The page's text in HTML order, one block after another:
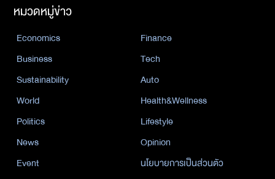
หมวดหมู่ข่าว
Economics
Finance
Business
Tech
Sustainability
Auto
World
Health&Wellness
Politics
Lifestyle
News
Opinion
Event
นโยบายการเป็นส่วนตัว